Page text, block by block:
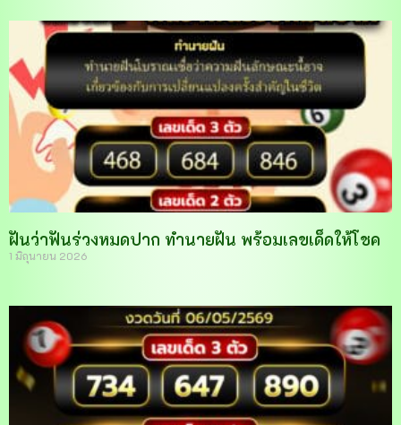
ฝันว่าฟันร่วงหมดปาก ทำนายฝัน พร้อมเลขเด็ดให้โชค
1 มิถุนายน 2026